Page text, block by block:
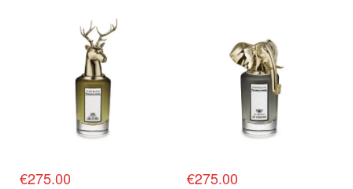
€275.00 €275.00